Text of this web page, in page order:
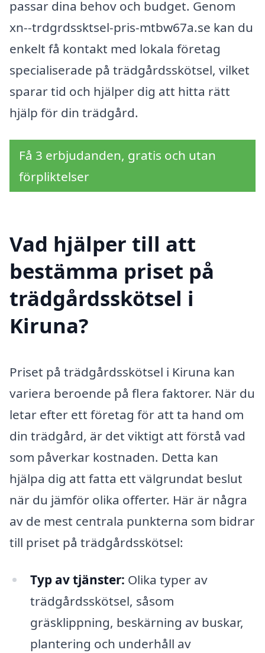
passar dina behov och budget. Genom
xn--trdgrdssktsel-pris-mtbw67a.se kan du
enkelt få kontakt med lokala företag
specialiserade på trädgårdsskötsel, vilket
sparar tid och hjälper dig att hitta rätt
hjälp för din trädgård.
Få 3 erbjudanden, gratis och utan
förpliktelser
Vad hjälper till att
bestämma priset på
trädgårdsskötsel i
Kiruna?
Priset på trädgårdsskötsel i Kiruna kan
variera beroende på flera faktorer. När du
letar efter ett företag för att ta hand om
din trädgård, är det viktigt att förstå vad
som påverkar kostnaden. Detta kan
hjälpa dig att fatta ett välgrundat beslut
när du jämför olika offerter. Här är några
av de mest centrala punkterna som bidrar
till priset på trädgårdsskötsel:
Typ av tjänster: Olika typer av
trädgårdsskötsel, såsom
gräsklippning, beskärning av buskar,
plantering och underhåll av